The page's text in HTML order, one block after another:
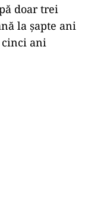
doar trei
la șapte ani
cinci ani